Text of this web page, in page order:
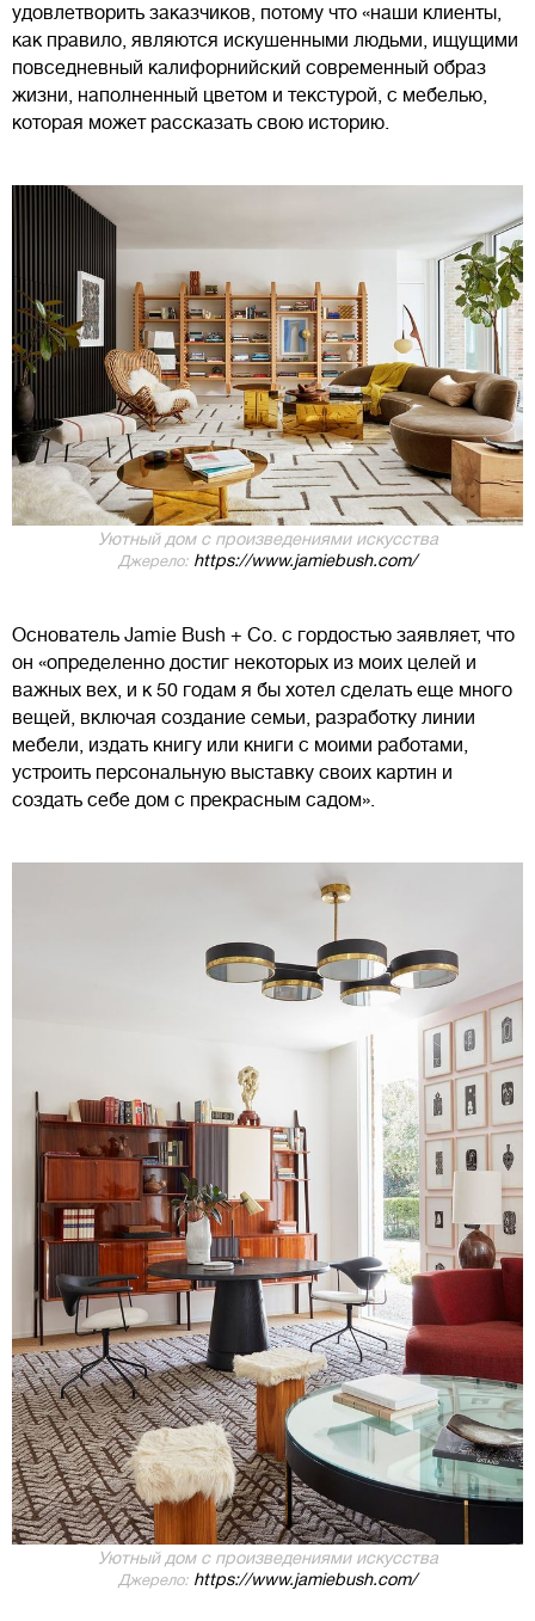
удовлетворить заказчиков, потому что «наши клиенты,
как правило, являются искушенными людьми, ищущими
повседневный калифорнийский современный образ
жизни, наполненный цветом и текстурой, с мебелью,
которая может рассказать свою историю.
Уютный дом с произведениями искусства
Джерело: https://www.jamiebush.com/
Основатель Jamie Bush + Co. с гордостью заявляет, что
он «определенно достиг некоторых из моих целей и
важных вех, и к 50 годам я бы хотел сделать еще много
вещей, включая создание семьи, разработку линии
мебели, издать книгу или книги с моими работами,
устроить персональную выставку своих картин и
создать себе дом с прекрасным садом».
Уютный дом с произведениями искусства
Джерело: https://www.jamiebush.com/